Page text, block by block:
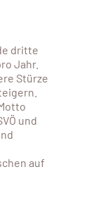
dritte
Jahr.
Stürze
und
auf